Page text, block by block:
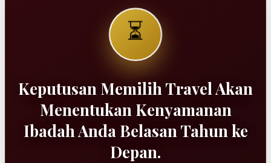
⏳
Keputusan Memilih Travel Akan
Menentukan Kenyamanan
Ibadah Anda Belasan Tahun ke
Depan.